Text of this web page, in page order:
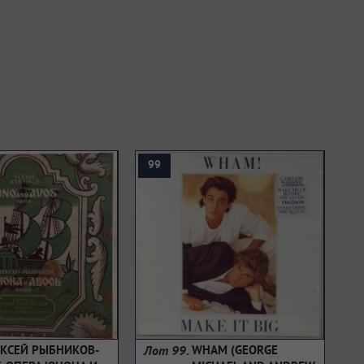
РЫБНИКОВ-
99
Лот 99. WHAM (GEORGE